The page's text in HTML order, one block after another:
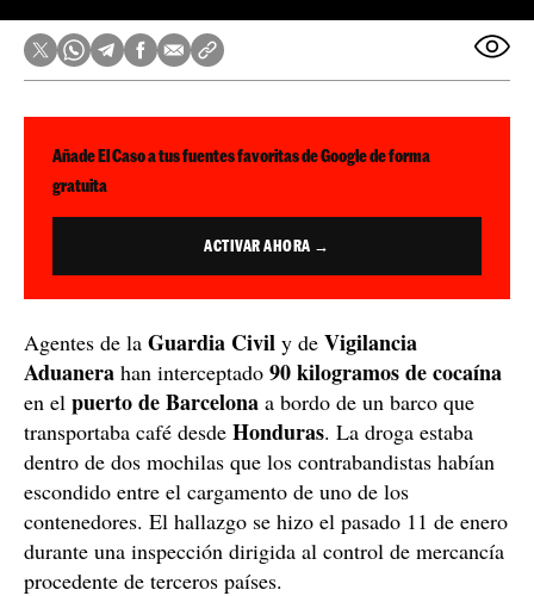
Añade El Caso a tus fuentes favoritas de Google de forma
gratuita
ACTIVAR AHORA →
Agentes de la Guardia Civil y de Vigilancia
Aduanera han interceptado 90 kilogramos de cocaína
en el puerto de Barcelona a bordo de un barco que
transportaba café desde Honduras. La droga estaba
dentro de dos mochilas que los contrabandistas habían
escondido entre el cargamento de uno de los
contenedores. El hallazgo se hizo el pasado 11 de enero
durante una inspección dirigida al control de mercancía
procedente de terceros países.